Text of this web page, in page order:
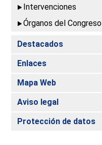
Intervenciones
Órganos del Congreso
Destacados
Enlaces
Mapa Web
Aviso legal
Protección de datos